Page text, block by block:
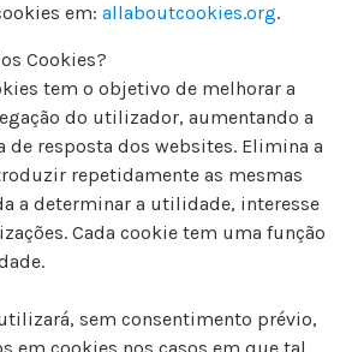
em: allaboutcookies.org.
Cookies?
tem o objetivo de melhorar a
do utilizador, aumentando a
de resposta dos websites. Elimina a
repetidamente as mesmas
a determinar a utilidade, interesse
Cada cookie tem uma função
sem consentimento prévio,